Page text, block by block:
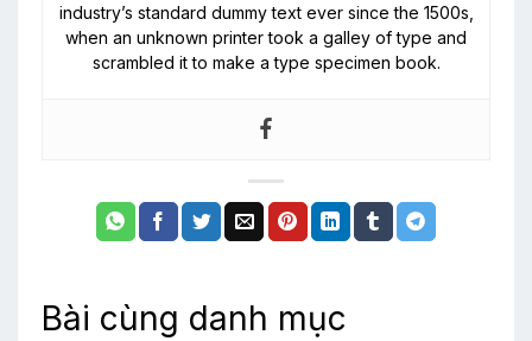
industry’s standard dummy text ever since the 1500s,
when an unknown printer took a galley of type and
scrambled it to make a type specimen book.
Bài cùng danh mục